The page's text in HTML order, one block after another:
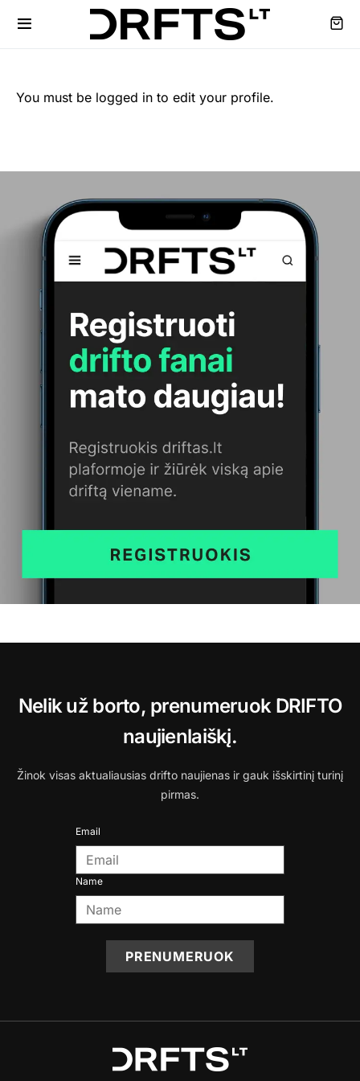
You must be logged in to edit your profile.
Nelik už borto, prenumeruok DRIFTO
naujienlaiškį.
Žinok visas aktualiausias drifto naujienas ir gauk išskirtinį turinį
pirmas.
Email
Name
PRENUMERUOK